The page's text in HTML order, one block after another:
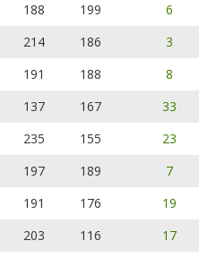
188 199 6
214 186 3
191 188 8
137 167 33
235 155 23
197 189 7
191 176 19
203 116 17